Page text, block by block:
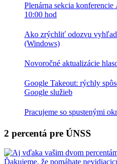
Plenárna sekcia
10:00 hod
Ako zrýchliť odozvu
(Windows)
Novoročné aktualizácie
Google Takeout: rýchly
Google služieb
Pracujeme so spustenými
2 percentá pre ÚNSS